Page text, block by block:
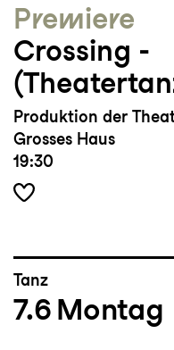
Premiere
Crossing ­
Produktion der
Grosses Haus
19:30
Tanz
7.6 Montag